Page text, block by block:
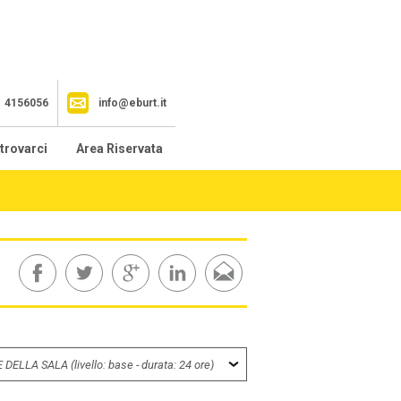
4156056 info@eburt.it
trovarci Area Riservata